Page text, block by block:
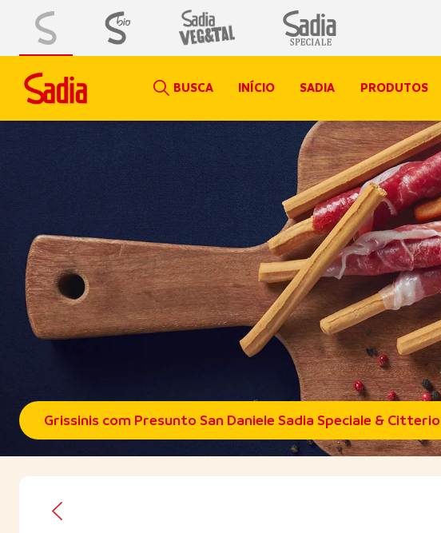
BUSCA INÍCIO SADIA PRODUTOS
Grissinis com Presunto San Daniele Sadia Speciale & Citterio